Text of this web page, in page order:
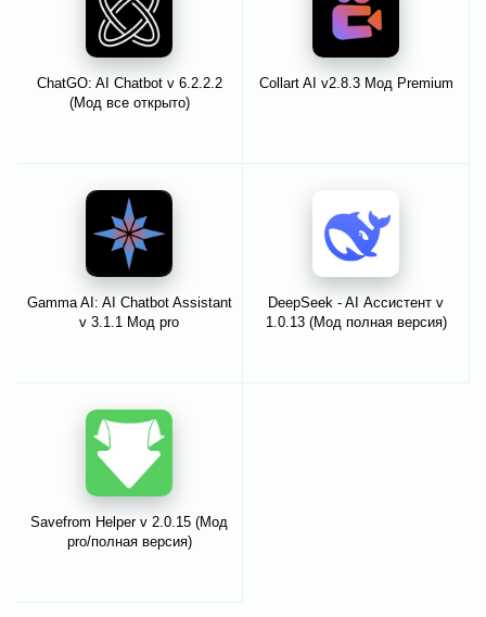
ChatGO: AI Chatbot v 6.2.2.2
(Мод все открыто)
Collart AI v2.8.3 Мод Premium
Gamma AI: AI Chatbot Assistant
v 3.1.1 Мод pro
DeepSeek - AI Ассистент v
1.0.13 (Мод полная версия)
Savefrom Helper v 2.0.15 (Мод
pro/полная версия)